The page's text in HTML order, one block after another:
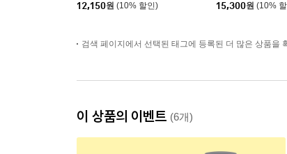
12,150원 (10% 할인)
15,300원 (10%
검색 페이지에서 선택된 태그에 등록된 더 많은 상품을
이 상품의 이벤트 (6개)